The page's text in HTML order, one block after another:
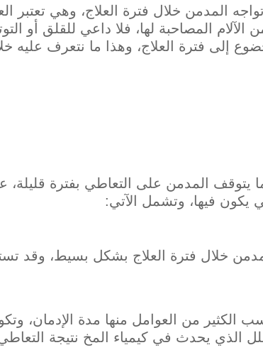
المدمن خلال فترة العلاج، وهي تعتبر
المصاحبة لها، فلا داعي للقلق أو
إلى فترة العلاج، وهذا ما نتعرف عليه
يكون فيها، وتشمل الآتي:
خلال فترة العلاج بشكل بسيط، وقد
الكثير من العوامل منها مدة الإدمان،
الذي يحدث في كيمياء المخ نتيجة